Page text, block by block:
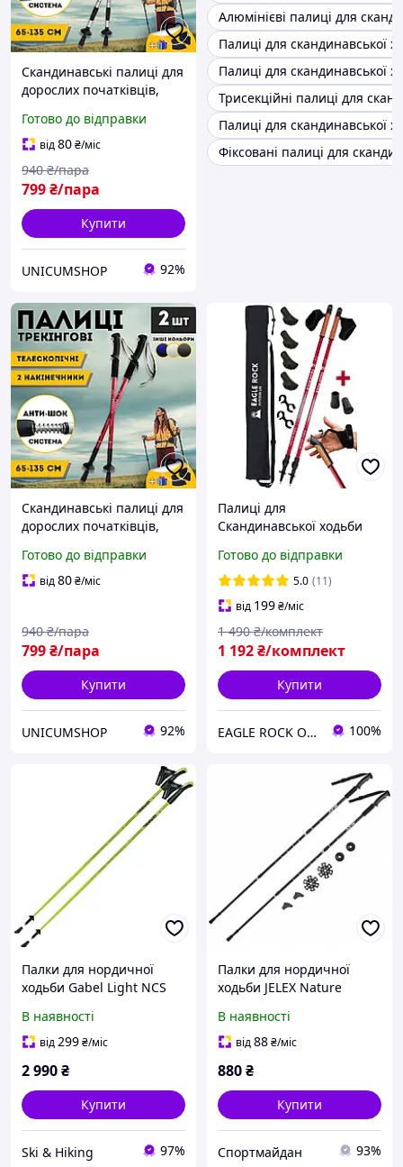
Скандинавські палиці для
дорослих початківців,
нордичної ходьби
Hechpro 3924 сірі
Готово до відправки
від80₴/міс
799₴/пара
940 ₴/пара
Купити
UNICUMSHOP 92%
Алюмінієві палиці для
Палиці для скандинавської
Палиці для скандинавської
Трисекційні палиці для
Палиці для скандинавської
Фіксовані палиці для
Скандинавські палиці для
дорослих початківців,
нордичної ходьби
Hechpro 3924 червоні
Готово до відправки
від80₴/міс
799₴/пара
940 ₴/пара
Купити
UNICUMSHOP 92%
Палиці для
Скандинавської ходьби
палиці з Темляком (колір
червоний) скандинавські
палки
Готово до відправки
5.0 (11)
від 199₴/міс
1 192₴/комплект
1 490 ₴/комплект
Купити
EAGLE ROCK Офіційний магазин бренду 100%
Палки для нордичної
ходьби Gabel Light NCS
В наявності
від299₴/міс
2 990₴
Купити
Ski & Hiking 97%
Палки для нордичної
ходьби JELEX Nature
В наявності
від88₴/міс
880₴
Купити
Спортмайдан 93%